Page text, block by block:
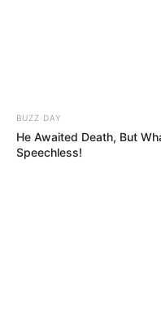
BUZZ DAY
He Awaited Death, But
Speechless!